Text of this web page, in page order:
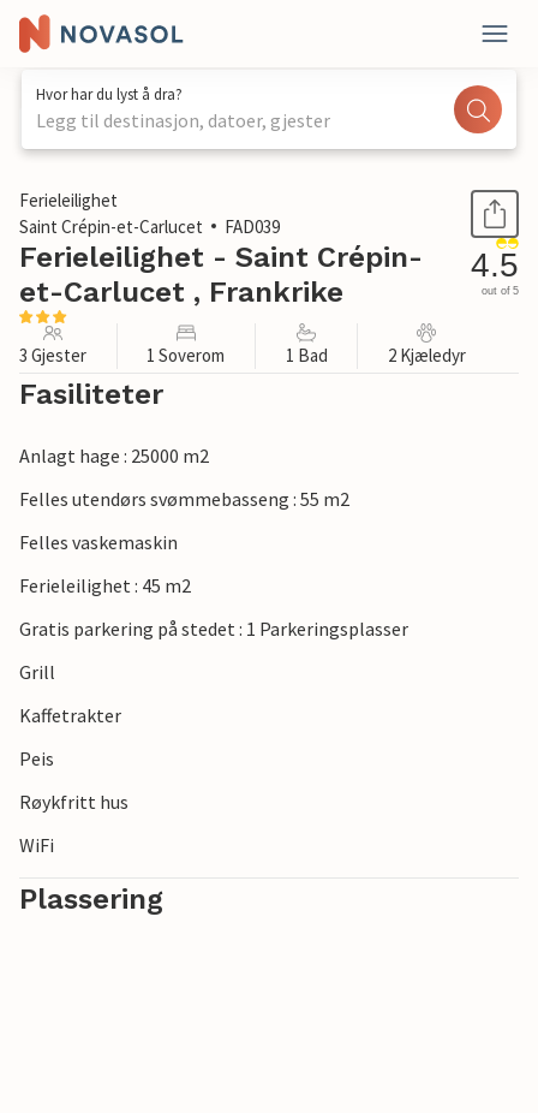
Hvor har du lyst å dra?
Legg til destinasjon, datoer, gjester
1 / 15
Ferieleilighet
Saint Crépin-et-Carlucet
FAD039
Ferieleilighet - Saint Crépin-
et-Carlucet , Frankrike
4.5
out of 5
3 Gjester 1 Soverom 1 Bad 2 Kjæledyr
Fasiliteter
Anlagt hage : 25000 m2
Felles utendørs svømmebasseng : 55 m2
Felles vaskemaskin
Ferieleilighet : 45 m2
Gratis parkering på stedet : 1 Parkeringsplasser
Grill
Kaffetrakter
Peis
Røykfritt hus
WiFi
Plassering